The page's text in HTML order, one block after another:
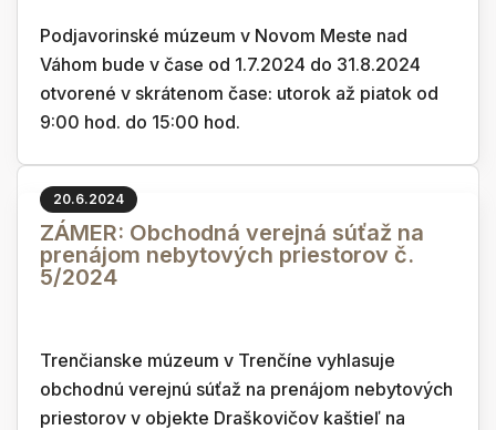
Podjavorinské múzeum v Novom Meste nad
Váhom bude v čase od 1.7.2024 do 31.8.2024
otvorené v skrátenom čase: utorok až piatok od
9:00 hod. do 15:00 hod.
20.6.2024
ZÁMER: Obchodná verejná súťaž na
prenájom nebytových priestorov č.
5/2024
Trenčianske múzeum v Trenčíne vyhlasuje
obchodnú verejnú súťaž na prenájom nebytových
priestorov v objekte Draškovičov kaštieľ na